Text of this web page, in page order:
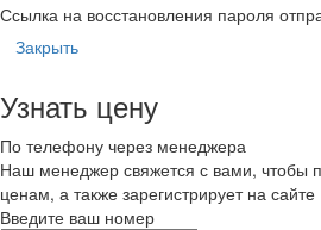
Ссылка на восстановления пароля
Закрыть
Узнать цену
По телефону через менеджера
Наш менеджер свяжется с вами, чтобы
ценам, а также зарегистрирует на сайте
Введите ваш номер